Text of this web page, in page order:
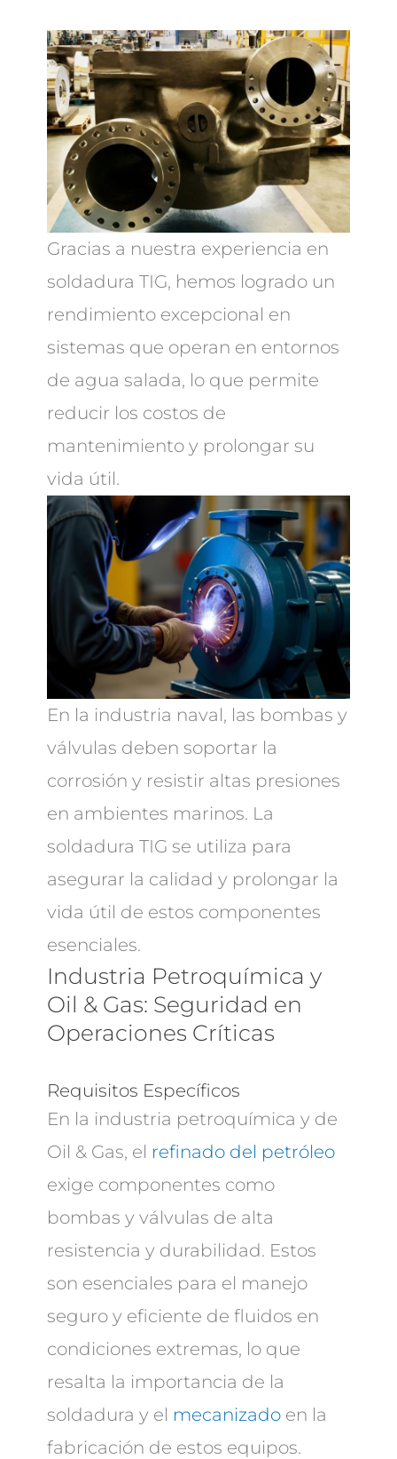
Gracias a nuestra experiencia en
soldadura TIG, hemos logrado un
rendimiento excepcional en
sistemas que operan en entornos
de agua salada, lo que permite
reducir los costos de
mantenimiento y prolongar su
vida útil.
En la industria naval, las bombas y
válvulas deben soportar la
corrosión y resistir altas presiones
en ambientes marinos. La
soldadura TIG se utiliza para
asegurar la calidad y prolongar la
vida útil de estos componentes
esenciales.
Industria Petroquímica y
Oil & Gas: Seguridad en
Operaciones Críticas
Requisitos Específicos
En la industria petroquímica y de
Oil & Gas, el refinado del petróleo
exige componentes como
bombas y válvulas de alta
resistencia y durabilidad. Estos
son esenciales para el manejo
seguro y eficiente de fluidos en
condiciones extremas, lo que
resalta la importancia de la
soldadura y el mecanizadoen la
fabricación de estos equipos.